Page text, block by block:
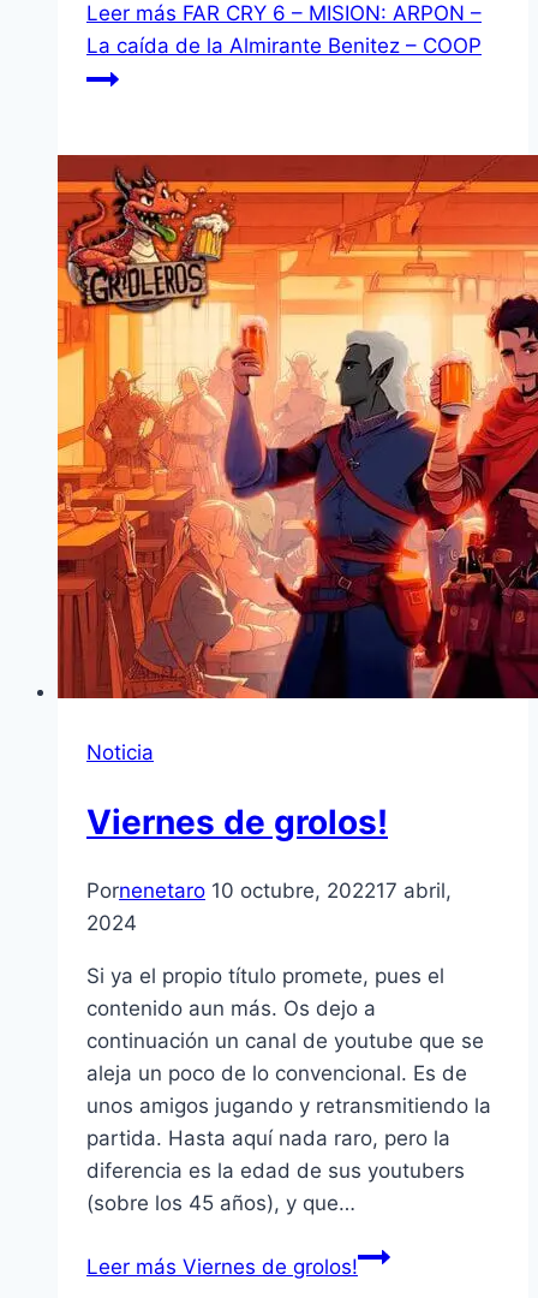
Leer más FAR CRY 6 – MISION: ARPON –
La caída de la Almirante Benitez – COOP
Noticia
Viernes de grolos!
Pornenetaro 10 octubre, 202217 abril,
2024
Si ya el propio título promete, pues el
contenido aun más. Os dejo a
continuación un canal de youtube que se
aleja un poco de lo convencional. Es de
unos amigos jugando y retransmitiendo la
partida. Hasta aquí nada raro, pero la
diferencia es la edad de sus youtubers
(sobre los 45 años), y que…
Leer más Viernes de grolos!